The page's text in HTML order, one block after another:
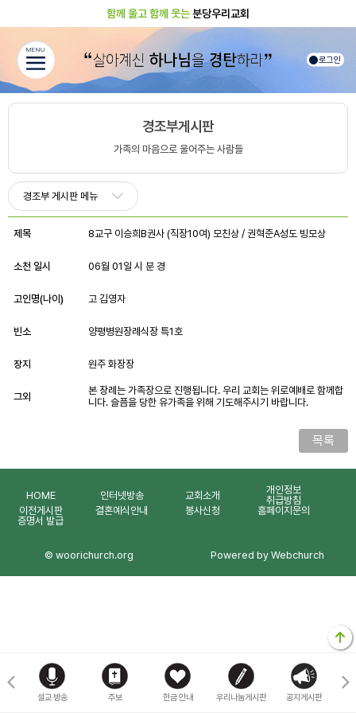
함께 울고 함께 웃는분당우리교회
로그인
MENU
경조부게시판
가족의 마음으로 울어주는 사람들
경조부 게시판 메뉴
제목 8교구 이승희B권사 (직장10여) 모친상 / 권혁준A성도 빙모상
소천 일시 06월 01일 시 분 경
고인명(나이) 고 김영자
빈소 양평병원장례식장 특1호
장지 원주 화장장
그외
본 장례는 가족장으로 진행됩니다. 우리 교회는 위로예배로 함께합
니다. 슬픔을 당한 유가족을 위해 기도해주시기 바랍니다.
목록
HOME 인터넷방송 교회소개
개인정보
취급방침
이전게시판
결혼예식안내 봉사신청
홈페이지문의
증명서 발급
© woorichurch.org Powered by Webchurch
설교·방송 주보 헌금 안내 우리나눔게시판 공지게시판